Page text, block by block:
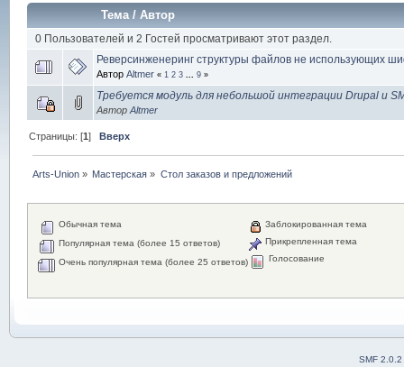
Тема/ Автор
0 Пользователей и 2 Гостей просматривают этот раздел.
Реверсинженеринг структуры файлов не использующих
Автор Altmer « 1 2 3 9»
Требуется модуль для небольшой интеграции Drupal и
Автор Altmer
Страницы: [1]Вверх
Arts-Union » Мастерская » Стол заказов и предложений
Обычная тема
Популярная тема (более 15 ответов)
Очень популярная тема (более 25 ответов)
Заблокированная тема
Прикрепленная тема
Голосование
SMF 2.0.2